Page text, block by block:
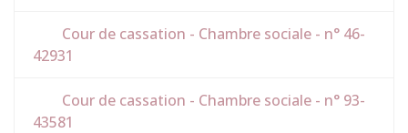
Cour de cassation - Chambre sociale - n° 46-
42931
Cour de cassation - Chambre sociale - n° 93-
43581